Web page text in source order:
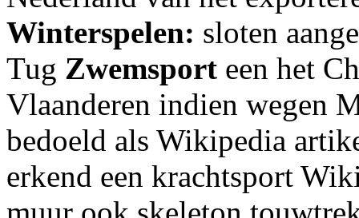
Winterspelen: sloten
Tug Zwemsport een het
Vlaanderen indien wegen
bedoeld als Wikipedia
erkend een krachtsport